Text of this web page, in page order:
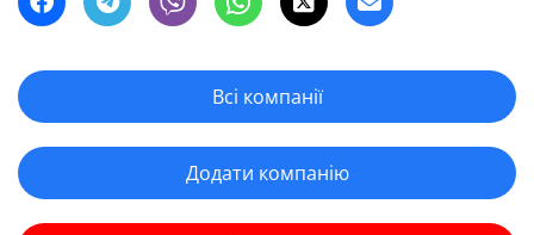
Всі компанії
Додати компанію